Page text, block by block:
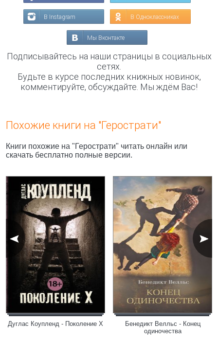
В Instagram В Одноклассниках
Мы Вконтакте
Подписывайтесь на наши страницы в социальных
сетях.
Будьте в курсе последних книжных новинок,
комментируйте, обсуждайте. Мы ждём Вас!
Похожие книги на "Герострати"
Книги похожие на "Герострати" читать онлайн или
скачать бесплатно полные версии.
Дуглас Коупленд - Поколение Х
Бенедикт Велльс - Конец
одиночества